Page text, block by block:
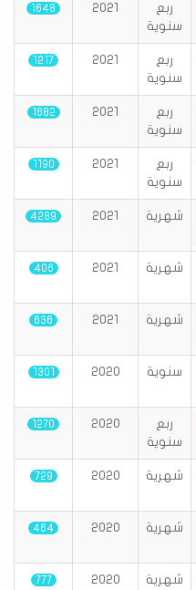
ربع
سنوية
2021
1648
ربع
سنوية
2021
1217
ربع
سنوية
2021
1682
ربع
سنوية
2021
1190
شهرية 2021
4289
شهرية 2021
406
شهرية 2021
636
سنوية 2020
1301
ربع
سنوية
2020
1270
شهرية 2020
729
شهرية 2020
464
شهرية 2020
777